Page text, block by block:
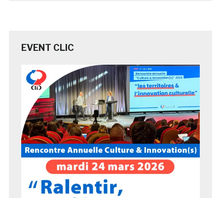
EVENT CLIC